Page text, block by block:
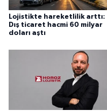
Lojistikte hareketlilik arttı:
Dış ticaret hacmi 60 milyar
doları aştı